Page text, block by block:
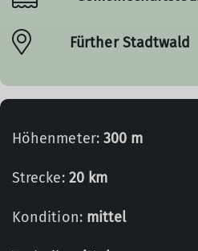
Fürther Stadtwald
Höhenmeter: 300 m
Strecke: 20 km
Kondition: mittel